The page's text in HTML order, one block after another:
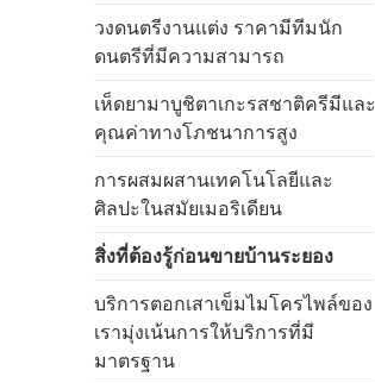
วงดนตรีงานแต่ง ราคามีทีมนัก
ดนตรีที่มีความสามารถ
เห็ดยามาบูชิตาเกะรสชาติครีมีและ
คุณค่าทางโภชนาการสูง
การผสมผสานเทคโนโลยีและ
ศิลปะในสมัยเมอริเดียน
สิ่งที่ต้องรู้ก่อนขายบ้านระยอง
บริการตอกเสาเข็มไมโครไพล์ของ
เรามุ่งเน้นการให้บริการที่มี
มาตรฐาน